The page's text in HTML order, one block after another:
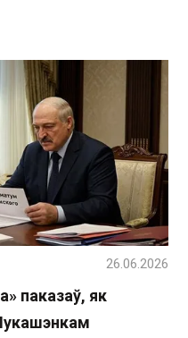
паказаў, як
26.06.2026